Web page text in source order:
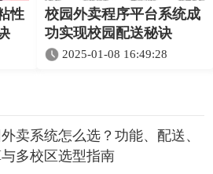
性
校园外卖程序平台系统成
功实现校园配送秘诀
2025-01-08 16:49:28
卖系统怎么选？功能、配送、
多校区选型指南